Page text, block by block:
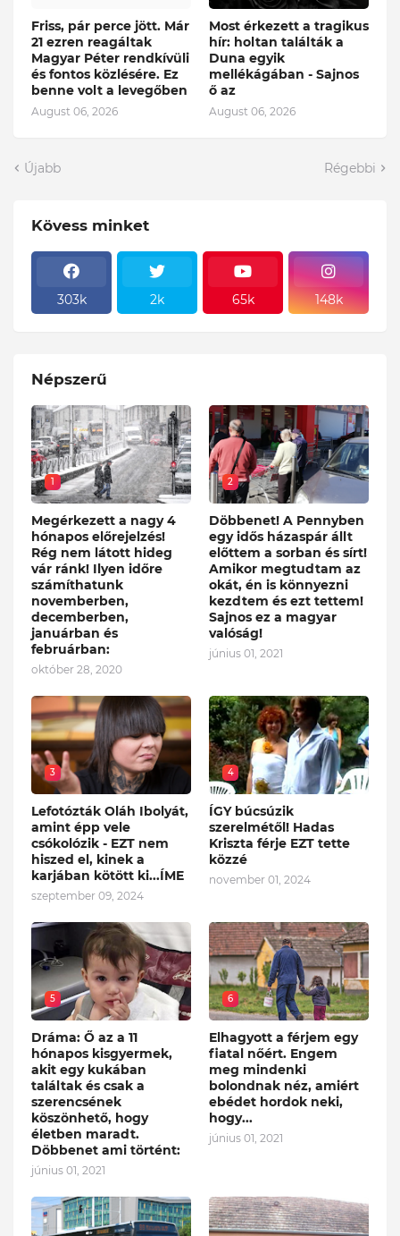
Friss, pár perce jött. Már
21 ezren reagáltak
Magyar Péter rendkívüli
és fontos közlésére. Ez
benne volt a levegőben
August 06, 2026
Most érkezett a tragikus
hír: holtan találták a
Duna egyik
mellékágában - Sajnos
ő az
August 06, 2026
Újabb Régebbi
Kövess minket
303k 2k 65k 148k
Népszerű
1
Megérkezett a nagy 4
hónapos előrejelzés!
Rég nem látott hideg
vár ránk! Ilyen időre
számíthatunk
novemberben,
decemberben,
januárban és
februárban:
október 28, 2020
2
Döbbenet! A Pennyben
egy idős házaspár állt
előttem a sorban és sírt!
Amikor megtudtam az
okát, én is könnyezni
kezdtem és ezt tettem!
Sajnos ez a magyar
valóság!
június 01, 2021
3
Lefotózták Oláh Ibolyát,
amint épp vele
csókolózik - EZT nem
hiszed el, kinek a
karjában kötött ki...ÍME
szeptember 09, 2024
4
ÍGY búcsúzik
szerelmétől! Hadas
Kriszta férje EZT tette
közzé
november 01, 2024
5
Dráma: Ő az a 11
hónapos kisgyermek,
akit egy kukában
találtak és csak a
szerencsének
köszönhető, hogy
életben maradt.
Döbbenet ami történt:
június 01, 2021
6
Elhagyott a férjem egy
fiatal nőért. Engem
meg mindenki
bolondnak néz, amiért
ebédet hordok neki,
hogy...
június 01, 2021